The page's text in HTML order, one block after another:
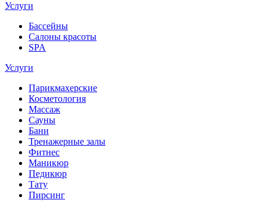
Услуги
Бассейны
Салоны красоты
SPA
Услуги
Парикмахерские
Косметология
Массаж
Сауны
Бани
Тренажерные залы
Фитнес
Маникюр
Педикюр
Тату
Пирсинг